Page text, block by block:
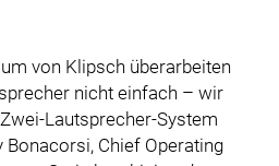
von Klipsch überarbeiten
nicht einfach – wir
Lautsprecher-System
Bonacorsi, Chief Operating